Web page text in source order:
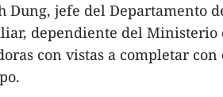
Dung, jefe del Departamento
dependiente del Ministerio
con vistas a completar